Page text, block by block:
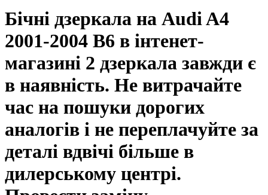
Бічні дзеркала на Audi A4
2001-2004 B6 в інтенет-
магазині 2 дзеркала завжди є
в наявність. Не витрачайте
час на пошуки дорогих
аналогів і не переплачуйте за
деталі вдвічі більше в
дилерському центрі.